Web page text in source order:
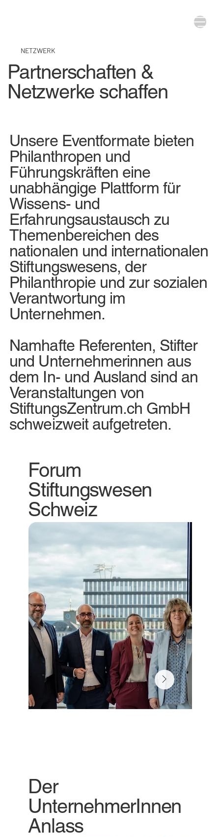
NETZWERK
Partnerschaften &
Netzwerke schaffen
Unsere Eventformate bieten
Philanthropen und
Führungskräften eine
unabhängige Plattform für
Wissens- und
Erfahrungsaustausch zu
Themenbereichen des
nationalen und internationalen
Stiftungswesens, der
Philanthropie und zur sozialen
Verantwortung im
Unternehmen.
Namhafte Referenten, Stifter
und Unternehmerinnen aus
dem In- und Ausland sind an
Veranstaltungen von
StiftungsZentrum.ch GmbH
schweizweit aufgetreten.
Der
UnternehmerInnen
Anlass
Forum
Stiftungswesen
Schweiz